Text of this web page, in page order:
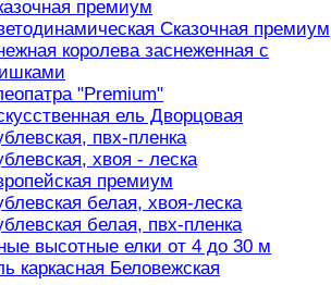
премиум
Сказочная премиум
королева заснеженная с
"Premium"
ель Дворцовая
пвх-пленка
хвоя - леска
премиум
белая, хвоя-леска
белая, пвх-пленка
высотные елки от 4 до 30 м
каркасная Беловежская